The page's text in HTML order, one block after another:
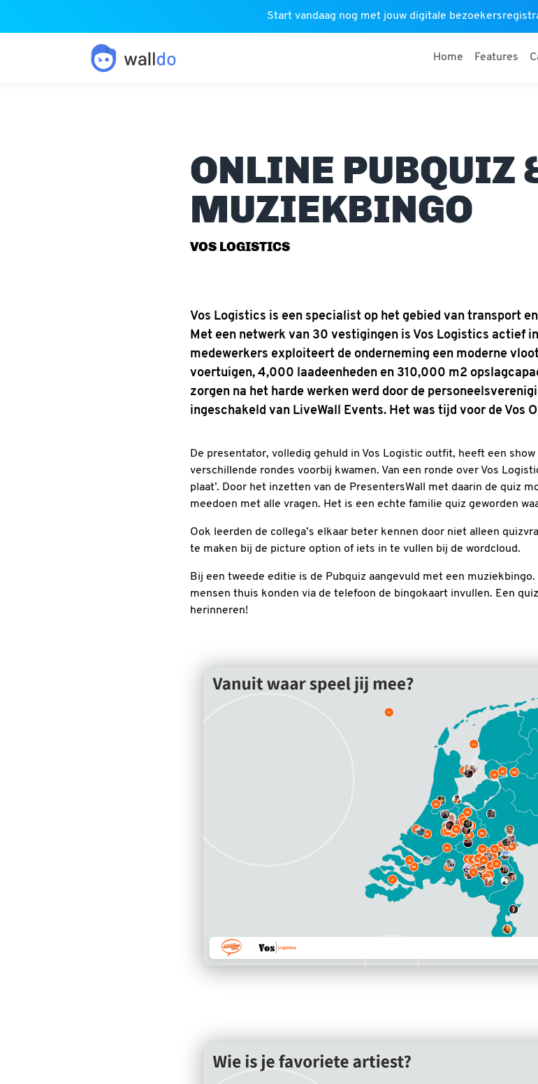
Start vandaag nog met jouw digitale
Home Features
ONLINE PUBQUIZ
MUZIEKBINGO
VOS LOGISTICS
Vos Logistics is een specialist op het gebied van transport
Met een netwerk van 30 vestigingen is Vos Logistics actief
medewerkers exploiteert de onderneming een moderne
voertuigen, 4,000 laadeenheden en 310,000 m2
zorgen na het harde werken werd door de
ingeschakeld van LiveWall Events. Het was tijd voor de Vos
De presentator, volledig gehuld in Vos Logistic outfit, heeft een
verschillende rondes voorbij kwamen. Van een ronde over Vos
plaat’. Door het inzetten van de PresentersWall met daarin de quiz
meedoen met alle vragen. Het is een echte familie quiz geworden
Ook leerden de collega’s elkaar beter kennen door niet alleen
te maken bij de picture option of iets in te vullen bij de wordcloud.
Bij een tweede editie is de Pubquiz aangevuld met een
mensen thuis konden via de telefoon de bingokaart invullen. Een
herinneren!